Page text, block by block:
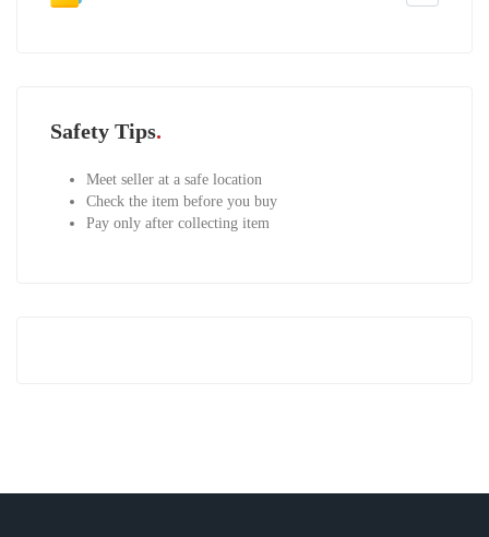
Safety Tips
Meet seller at a safe location
Check the item before you buy
Pay only after collecting item